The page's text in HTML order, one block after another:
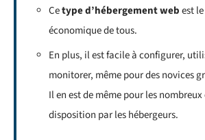
Cetype d’hébergement webest
économique de tous.
En plus, il est facile à configurer,
monitorer, même pour des novices
Il en est de même pour les
disposition par les hébergeurs.